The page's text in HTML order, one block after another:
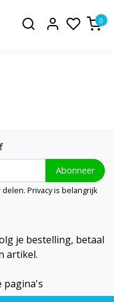
0
Abonneer
Privacy is belangrijk
je bestelling, betaal
artikel.
pagina's